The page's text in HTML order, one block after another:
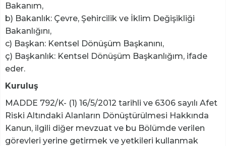
Bakanım,
b) Bakanlık: Çevre, Şehircilik ve İklim Değişikliği
Bakanlığını,
c) Başkan: Kentsel Dönüşüm Başkanını,
ç) Başkanlık: Kentsel Dönüşüm Başkanlığım, ifade
eder.
Kuruluş
MADDE 792/K- (1) 16/5/2012 tarihli ve 6306 sayılı Afet
Riski Altındaki Alanların Dönüştürülmesi Hakkında
Kanun, ilgili diğer mevzuat ve bu Bölümde verilen
görevleri yerine getirmek ve yetkileri kullanmak